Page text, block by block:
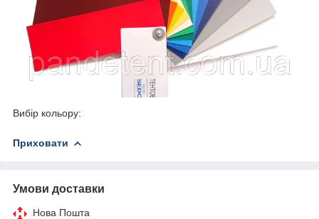
Вибір кольору:
Приховати
Умови доставки
Нова Пошта